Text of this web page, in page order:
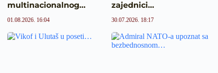
multinacionalnog…
01.08.2026. 16:04
zajednici…
30.07.2026. 18:17